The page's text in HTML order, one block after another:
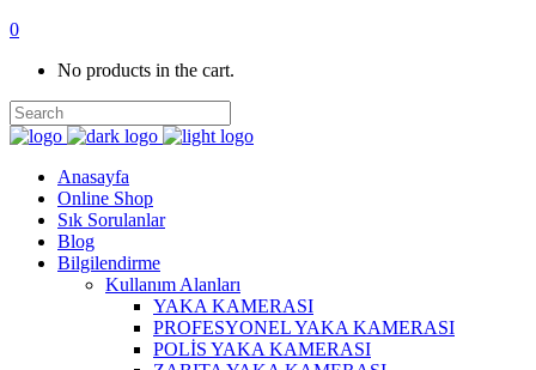
0
No products in the cart.
Anasayfa
Online Shop
Sık Sorulanlar
Blog
Bilgilendirme
Kullanım Alanları
YAKA KAMERASI
PROFESYONEL YAKA KAMERASI
POLİS YAKA KAMERASI